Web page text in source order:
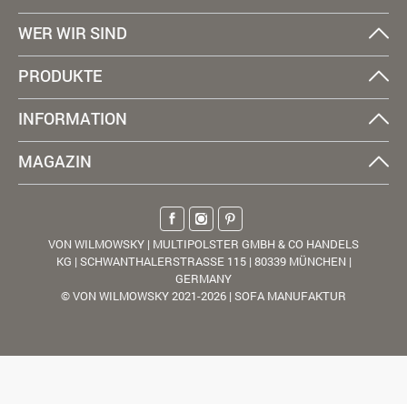
WER WIR SIND
PRODUKTE
INFORMATION
MAGAZIN
VON WILMOWSKY | MULTIPOLSTER GMBH & CO HANDELS
KG | SCHWANTHALERSTRASSE 115 | 80339 MÜNCHEN |
GERMANY
© VON WILMOWSKY 2021-2026 | SOFA MANUFAKTUR